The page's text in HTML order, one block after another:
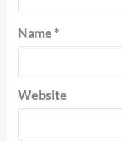
Name *
Website